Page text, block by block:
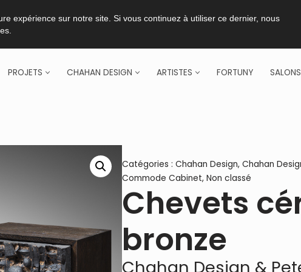
expérience sur notre site. Si vous continuez à utiliser ce dernier, nous
PROJETS CHAHAN DESIGN ARTISTES FORTUNY SALONS
Catégories : Chahan Design, Chahan
Commode Cabinet, Non classé
Chevets
bronze
Chahan Design &